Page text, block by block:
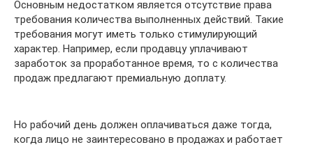
Основным недостатком является отсутствие права
требования количества выполненных действий. Такие
требования могут иметь только стимулирующий
характер. Например, если продавцу уплачивают
заработок за проработанное время, то с количества
продаж предлагают премиальную доплату.
Но рабочий день должен оплачиваться даже тогда,
когда лицо не заинтересовано в продажах и работает